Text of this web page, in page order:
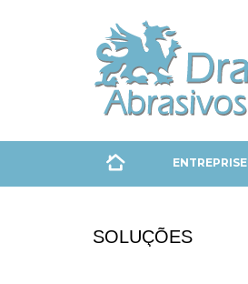
ENTREPRISE
SOLUÇÕES